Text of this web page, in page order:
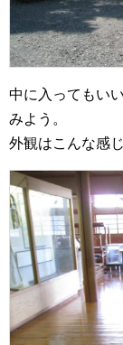
中に入ってもい
みよう。
外観はこんな感じ